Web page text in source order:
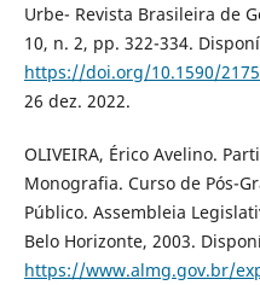
Urbe- Revista Brasileira de
10, n. 2, pp. 322-334.
https://doi.org/10.1590/
26 dez. 2022.
OLIVEIRA, Érico Avelino.
Monografia. Curso de Pós-
Público. Assembleia
Belo Horizonte, 2003.
https://www.almg.gov.br/